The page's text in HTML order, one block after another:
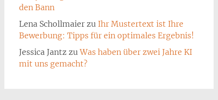
den Bann
Lena Schollmaierzu Ihr Mustertext ist Ihre
Bewerbung: Tipps für ein optimales Ergebnis!
Jessica Jantz zuWas haben über zwei Jahre KI
mit uns gemacht?